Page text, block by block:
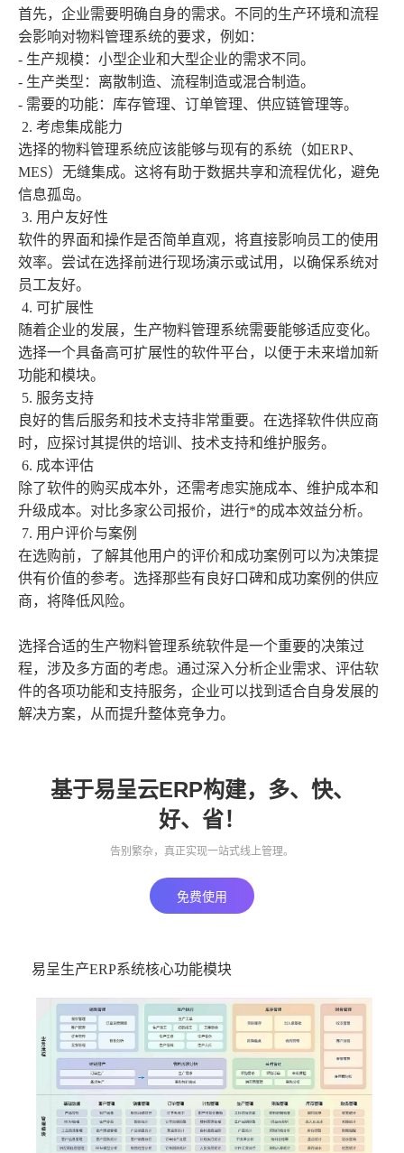
首先，企业需要明确自身的需求。不同的生产环境和流程
会影响对物料管理系统的要求，例如：
- 生产规模：小型企业和大型企业的需求不同。
- 生产类型：离散制造、流程制造或混合制造。
- 需要的功能：库存管理、订单管理、供应链管理等。
2. 考虑集成能力
选择的物料管理系统应该能够与现有的系统（如ERP、
MES）无缝集成。这将有助于数据共享和流程优化，避免
信息孤岛。
3. 用户友好性
软件的界面和操作是否简单直观，将直接影响员工的使用
效率。尝试在选择前进行现场演示或试用，以确保系统对
员工友好。
4. 可扩展性
随着企业的发展，生产物料管理系统需要能够适应变化。
选择一个具备高可扩展性的软件平台，以便于未来增加新
功能和模块。
5. 服务支持
良好的售后服务和技术支持非常重要。在选择软件供应商
时，应探讨其提供的培训、技术支持和维护服务。
6. 成本评估
除了软件的购买成本外，还需考虑实施成本、维护成本和
升级成本。对比多家公司报价，进行*的成本效益分析。
7. 用户评价与案例
在选购前，了解其他用户的评价和成功案例可以为决策提
供有价值的参考。选择那些有良好口碑和成功案例的供应
商，将降低风险。
选择合适的生产物料管理系统软件是一个重要的决策过
程，涉及多方面的考虑。通过深入分析企业需求、评估软
件的各项功能和支持服务，企业可以找到适合自身发展的
解决方案，从而提升整体竞争力。
基于易呈云ERP构建，多、快、
好、省！
告别繁杂，真正实现一站式线上管理。
免费使用
易呈生产ERP系统核心功能模块